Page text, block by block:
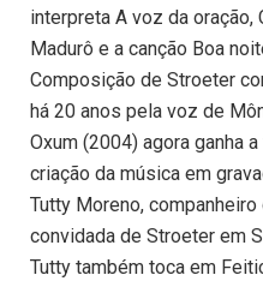
interpreta A voz da
Madurô e a canção Boa
Composição de Stroeter
há 20 anos pela voz de
Oxum (2004) agora ganha
criação da música em
Tutty Moreno,
convidada de Stroeter em
Tutty também toca em